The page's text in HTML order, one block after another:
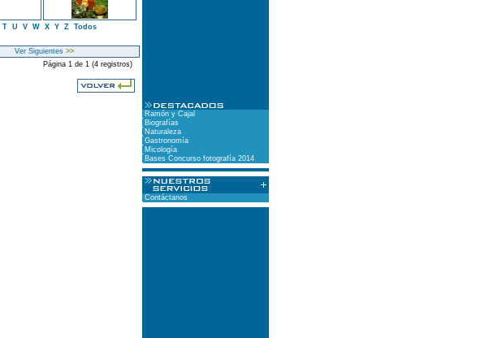
T U V W X Y Z Todos
Ver Siguientes >>
Página 1 de 1 (4 registros)
Ramón y Cajal
Biografías
Naturaleza
Gastronomía
Micología
Bases Concurso fotografía 2014
Contáctanos